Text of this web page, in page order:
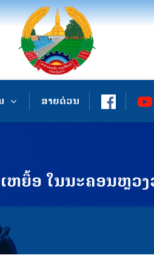
ສາຍດ່ວນ
ຫຍື້ອ ໃນນະຄອນຫຼວງ